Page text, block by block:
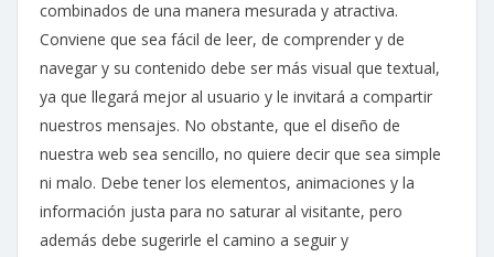
combinados de una manera mesurada y atractiva.
Conviene que sea fácil de leer, de comprender y de
navegar y su contenido debe ser más visual que textual,
ya que llegará mejor al usuario y le invitará a compartir
nuestros mensajes. No obstante, que el diseño de
nuestra web sea sencillo, no quiere decir que sea simple
ni malo. Debe tener los elementos, animaciones y la
información justa para no saturar al visitante, pero
además debe sugerirle el camino a seguir y